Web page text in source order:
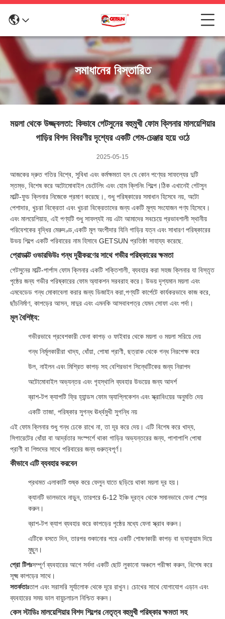
সমাধানের বিস্তারিত
ময়লা থেকে উজ্জ্বলতা: কিভাবে গেটসুনের বহুমুখী ফোম ক্লিনার মালয়েশিয়ার
গাড়ির বিশদ বিবরণীর দৃশ্যের একটি গেম-চেঞ্জার হয়ে ওঠে
2025-05-15
আজকের দ্রুত গতির বিশ্বে, সুবিধা এবং কর্মক্ষমতা হল যে কোন পণ্যের সাফল্যের দুটি
স্তম্ভ, বিশেষ করে অটোমোবাইল ডেটেলিং এবং হোম ক্লিনিং শিল্পে।ঠিক এখানেই গেটসুন
মাল্টি-ফুড ক্লিনার নিজেকে প্রমাণ করেছে।, শুধু পরিষ্কারের সমাধান হিসেবে নয়, অটো
পেশাদার, খুচরা বিক্রেতা এবং খুচরা বিক্রেতাদের জন্য একটি মূল্য সংযোজন পণ্য হিসেবে।
এবং মালয়েশিয়ায়, এই পণ্যটি শুধু সাফল্যই নয় এটা আমাদের সবচেয়ে প্রভাবশালী স্থানীয়
পরিবেশকের বৃদ্ধির মেরুদণ্ড,একটি মূল অংশীদার যিনি গাড়ির যত্ন এবং সাধারণ পরিষ্কারের
উভয় শিল্পে একটি পরিবারের নাম হিসাবে GETSUN প্রতিষ্ঠা সাহায্য করেছে.
প্রোডাক্ট ওভারভিউঃ গন্ধ দূরীকরণের সাথে গভীর পরিষ্কারের ক্ষমতা
গেটসুনের মাল্টি-পার্পাস ফোম ক্লিনার একটি শক্তিশালী, ব্যবহার করা সহজ ক্লিনার যা বিস্তৃত
পৃষ্ঠের জন্য গভীর পরিষ্কারের ফোম অ্যাকশন সরবরাহ করে। উভয় দৃশ্যমান ময়লা এবং
এমবেডেড গন্ধ মোকাবেলা করার জন্য ডিজাইন করা,পণ্যটি কার্পেটে কার্যকরভাবে কাজ করে,
ছাঁচনির্মাণ, কাপড়ের আসন, মাদুর এবং এমনকি আসবাবপত্র যেমন সোফা এবং পর্দা।
মূল বৈশিষ্ট্য:
গভীরভাবে প্রবেশকারী ফেনা কাপড় ও ফাইবার থেকে ময়লা ও ময়লা সরিয়ে দেয়
গন্ধ নির্মূলকারীরা খাদ্য, ধোঁয়া, পোষা প্রাণী, ছত্রাক থেকে গন্ধ নিরপেক্ষ করে
উল, নাইলন এবং মিশ্রিত কাপড় সহ বেশিরভাগ সিন্থেটিকের জন্য নিরাপদ
অটোমোবাইল অভ্যন্তর এবং গৃহস্থালি ব্যবহার উভয়ের জন্য আদর্শ
ব্রাশ-টপ ক্যাপটি ফ্রি হ্যান্ডস ফোম অ্যাপ্লিকেশন এবং স্ক্রাবিংয়ের অনুমতি দেয়
একটি তাজা, পরিষ্কার সুগন্ধ ঊর্ধ্বমুখী সুগন্ধি নয়
এই ফোম ক্লিনার শুধু গন্ধ ঢেকে রাখে না, তা দূর করে দেয়। এটি বিশেষ করে খাদ্য,
সিগারেটের ধোঁয়া বা আর্দ্রতার সংস্পর্শে থাকা গাড়ির অভ্যন্তরের জন্য, পাশাপাশি পোষা
প্রাণী বা শিশুদের সাথে পরিবারের জন্য গুরুত্বপূর্ণ।
কীভাবে এটি ব্যবহার করবেন
প্রথমত এলাকাটি শুষ্ক করে ফেলুন যাতে ছড়িয়ে থাকা ময়লা দূর হয়।
ক্যানটি ভালভাবে নাড়ুন, তারপরে 6-12 ইঞ্চি দূরত্ব থেকে সমানভাবে ফেনা স্প্রে
করুন।
ব্রাশ-টপ ক্যাপ ব্যবহার করে কাপড়ের পৃষ্ঠের মধ্যে ফেনা স্ক্রাব করুন।
এটিকে বসতে দিন, তারপর শুকানোর পরে একটি শোষণকারী কাপড় বা ভ্যাকুয়াম দিয়ে
মুছুন।
প্রো টিপঃসম্পূর্ণ ব্যবহারের আগে সর্বদা একটি ছোট লুকানো অঞ্চলে পরীক্ষা করুন, বিশেষ করে
সূক্ষ্ম কাপড়ের সাথে।
সতর্কতাঃতাপ এবং সরাসরি সূর্যালোক থেকে দূরে রাখুন। চোখের সাথে যোগাযোগ এড়ান এবং
ব্যবহারের সময় ভাল বায়ুচলাচল নিশ্চিত করুন।
কেস স্টাডিঃ মালয়েশিয়ার বিশদ শিল্পের নেতৃত্ব বহুমুখী পরিষ্কার ক্ষমতা সহ